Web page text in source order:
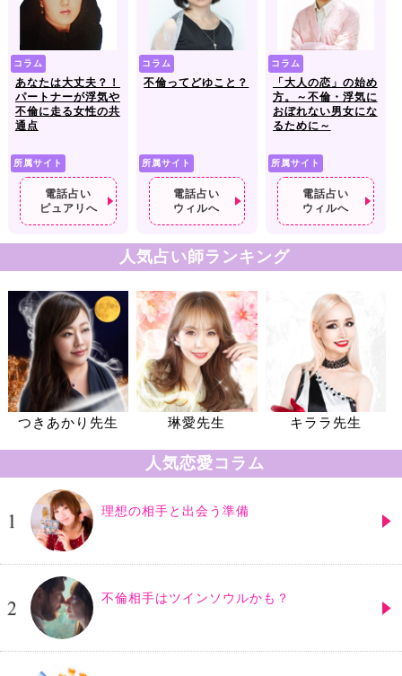
コラム
あなたは大丈夫？！
パートナーが浮気や
不倫に走る女性の共
通点
所属サイト
電話占い
ピュアリへ
コラム
不倫ってどゆこと？
所属サイト
電話占い
ウィルへ
コラム
「大人の恋」の始め
方。～不倫・浮気に
おぼれない男女にな
るために～
所属サイト
電話占い
ウィルへ
人気占い師ランキング
つきあかり先生 琳愛先生 キララ先生
人気恋愛コラム
理想の相手と出会う準備
不倫相手はツインソウルかも？